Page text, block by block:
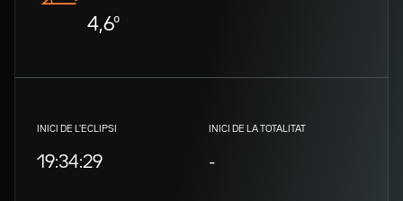
4,6º
INICI DE L'ECLIPSI
19:34:29
INICI DE LA TOTALITAT
-